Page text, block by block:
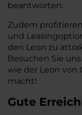
beantworten.
Zudem
und
den Leon zu
Besuchen Sie
wie der Leon von
macht!
Gute